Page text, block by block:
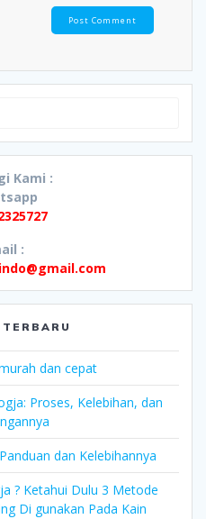
Kami :
:
dan cepat
Proses, Kelebihan, dan
dan Kelebihannya
? Ketahui Dulu 3 Metode
Di gunakan Pada Kain